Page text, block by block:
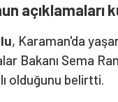
açıklamaları
, Karaman'da
Bakanı Sema
olduğunu belirtti.